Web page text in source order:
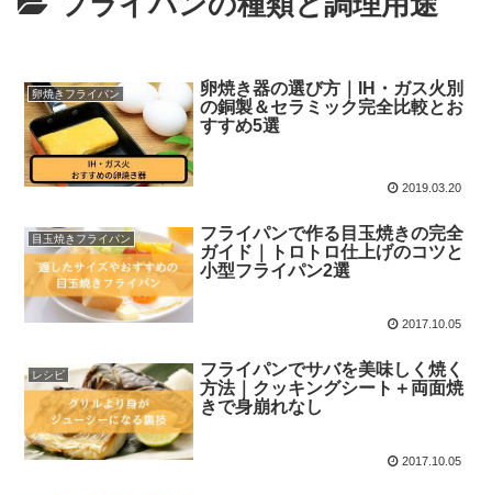
卵焼きフライパン
卵焼き器の選び方｜IH・ガス火別
の銅製＆セラミック完全比較とお
すすめ5選
2019.03.20
目玉焼きフライパン
フライパンで作る目玉焼きの完全
ガイド｜トロトロ仕上げのコツと
小型フライパン2選
2017.10.05
レシピ
フライパンでサバを美味しく焼く
方法｜クッキングシート＋両面焼
きで身崩れなし
2017.10.05